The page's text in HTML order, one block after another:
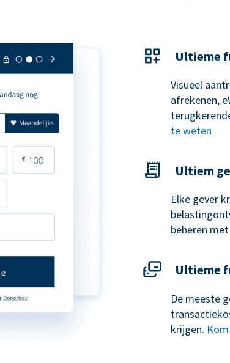
Ultieme
Visueel
afrekenen,
te weten
Ultiem
Elke gever
beheren
Ultieme
De meeste
krijgen.